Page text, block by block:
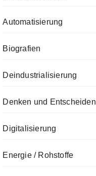
Automatisierung
Biografien
Deindustrialisierung
Denken und Entscheiden
Digitalisierung
Energie / Rohstoffe